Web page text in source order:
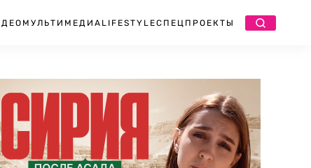
МУЛЬТИМЕДИА LIFESTYLEСПЕЦПРОЕКТЫ